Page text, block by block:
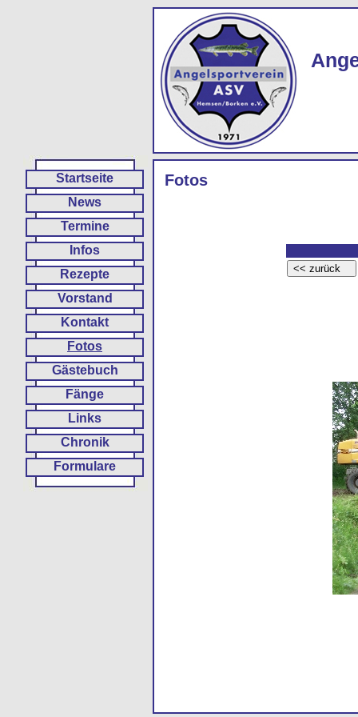
Startseite
News
Termine
Infos
Rezepte
Vorstand
Kontakt
Fotos
Gästebuch
Fänge
Links
Chronik
Formulare
Fotos